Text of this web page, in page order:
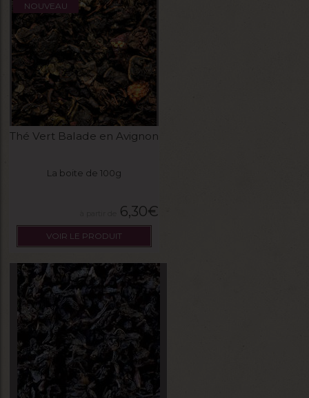
NOUVEAU
Thé Vert Balade en Avignon
La boite de 100g
6,30€
VOIR LE PRODUIT